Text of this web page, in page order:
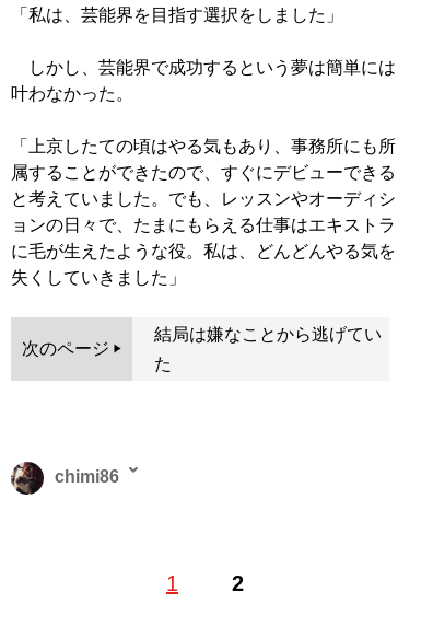
「私は、芸能界を目指す選択をしました」
しかし、芸能界で成功するという夢は簡単には
叶わなかった。
「上京したての頃はやる気もあり、事務所にも所
属することができたので、すぐにデビューできる
と考えていました。でも、レッスンやオーディシ
ョンの日々で、たまにもらえる仕事はエキストラ
に毛が生えたような役。私は、どんどんやる気を
失くしていきました」
次のページ
結局は嫌なことから逃げてい
た
1 2
chimi86
ィネーターなども経験。趣味は読書、ミュージカル、舞